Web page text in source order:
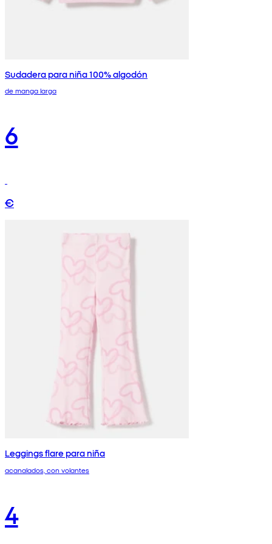
Sudadera para niña 100% algodón
de manga larga
6
€
Leggings flare para niña
acanalados, con volantes
4